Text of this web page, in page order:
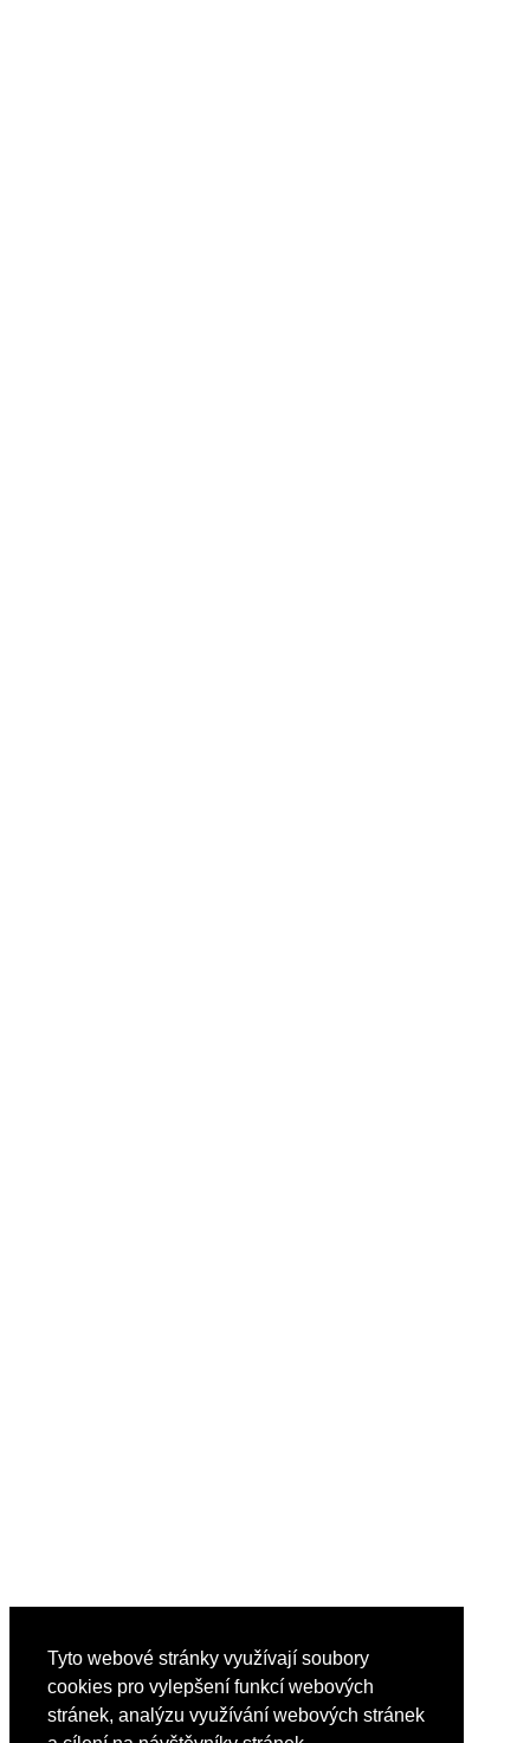
Tyto webové stránky využívají soubory
cookies pro vylepšení funkcí webových
stránek, analýzu využívání webových stránek